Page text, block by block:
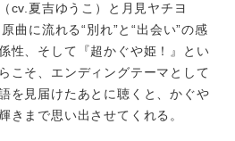
cv.夏吉ゆうこ）と月見ヤチヨ
曲に流れる“別れ”と“出会い”の感
性、そして『超かぐや姫！』とい
こそ、エンディングテーマとして
を見届けたあとに聴くと、かぐや
きまで思い出させてくれる。